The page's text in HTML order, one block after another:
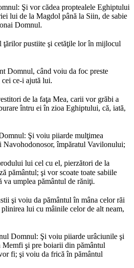
Şi vor cădea proptealele Eghiptului
lui de la Magdol până la Siin, de sabie
Domnul.
ţărilor pustiite şi cetăţile lor în mijlocul
Domnul, când voiu da foc preste
ce-i ajută lui.
de la faţa Mea, carii vor grăbi a
întru ei în zioa Eghiptului, că, iată,
Şi voiu piiarde mulţimea
Navohodonosor, împăratul Vavilonului;
lui cel cu el, pierzători de la
pământul; şi vor scoate toate sabiile
va umplea pământul de răniţi.
şi voiu da pământul în mâna celor răi
lui cu mâinile celor de alt neam,
Domnul: Şi voiu piiarde urâciunile şi
şi pre boiarii din pământul
fi; şi voiu da frică în pământul